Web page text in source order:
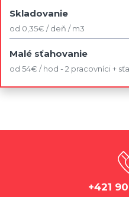
Skladovanie
od 0,35€ / deň / m3
Malé sťahovanie
od 54€ / hod - 2 pracovníci +
+421